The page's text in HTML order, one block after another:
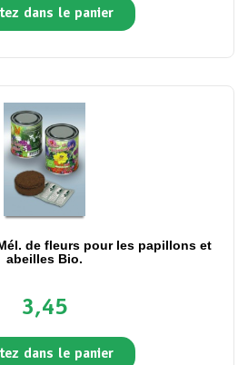
dans le panier
de fleurs pour les papillons et
abeilles Bio.
3,45
dans le panier